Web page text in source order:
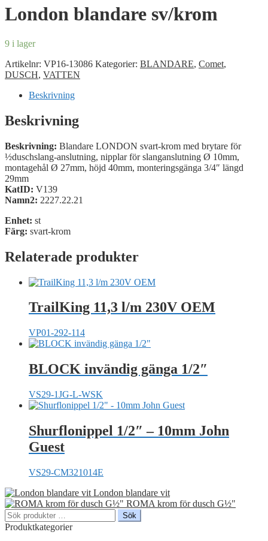
London blandare sv/krom
9 i lager
Artikelnr: VP16-13086 Kategorier: BLANDARE, Comet,
DUSCH, VATTEN
Beskrivning
Beskrivning
Beskrivning: Blandare LONDON svart-krom med brytare för
½duschslang-anslutning, nipplar för slanganslutning Ø 10mm,
montagehål Ø 27mm, höjd 40mm, monteringsgänga 3/4″ längd
29mm
KatID: V139
Namn2: 2227.22.21
Enhet: st
Färg: svart-krom
Relaterade produkter
TrailKing 11,3 l/m 230V OEM
VP01-292-114
BLOCK invändig gänga 1/2″
VS29-1JG-L-WSK
Shurflonippel 1/2″ – 10mm John
Guest
VS29-CM321014E
London blandare vit
ROMA krom för dusch G½"
Sök
efter:
Sök
Produktkategorier